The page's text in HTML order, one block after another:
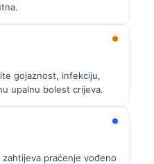
gojaznost, infekciju,
upalnu bolest crijeva.
praćenje vođeno